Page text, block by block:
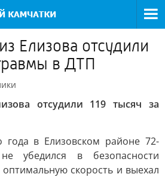
Елизова отсудили
в ДТП
отсудили 119 тысяч за
года в Елизовском районе 72-
убедился в безопасности
скорость и выехал